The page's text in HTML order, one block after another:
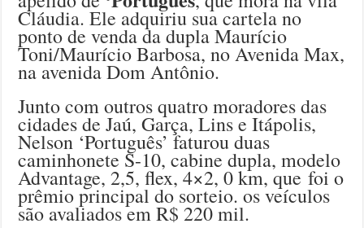
Cláudia. Ele adquiriu sua cartela no
ponto de venda da dupla Maurício
Toni/Maurício Barbosa, no Avenida Max,
na avenida Dom Antônio.
Junto com outros quatro moradores das
cidades de Jaú, Garça, Lins e Itápolis,
Nelson ‘Português’ faturou duas
caminhonete S-10, cabine dupla, modelo
Advantage, 2,5, flex, 4×2, 0 km, que foi o
prêmio principal do sorteio. os veículos
são avaliados em R$ 220 mil.